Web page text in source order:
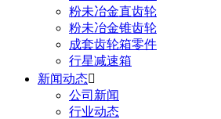
粉未冶金直齿轮
粉未冶金锥齿轮
成套齿轮箱零件
行星减速箱
新闻动态
公司新闻
行业动态